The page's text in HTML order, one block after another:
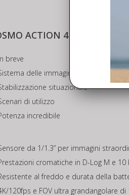
ACTION 4
breve
delle immagini
situazionale
di utilizzo
incredibile
da 1/1.3” per immagini
cromatiche in D-Log M e 10
al freddo e durata della
120fps e FOV ultra grandangolare di